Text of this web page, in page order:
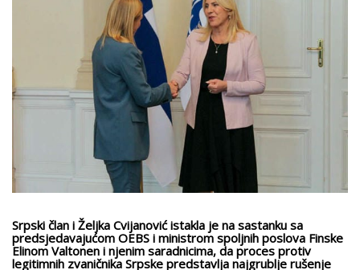
Srpski član i Željka Cvijanović istakla je na sastanku sa
predsjedavajućom OEBS i ministrom spoljnih poslova Finske
Elinom Valtonen i njenim saradnicima, da proces protiv
legitimnih zvaničnika Srpske predstavlja najgrublje rušenje